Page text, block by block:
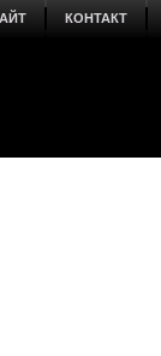
КОНТАКТ